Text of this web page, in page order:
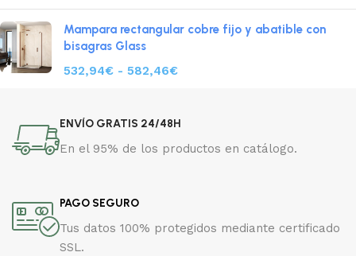
Mampara rectangular cobre fijo y abatible con
bisagras Glass
532,94€ - 582,46€
ENVÍO GRATIS 24/48H
En el 95% de los productos en catálogo.
PAGO SEGURO
Tus datos 100% protegidos mediante certificado
SSL.